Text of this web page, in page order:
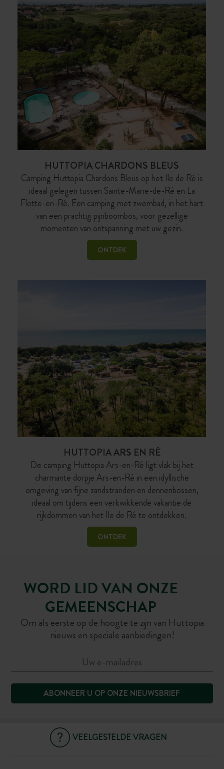
HUTTOPIA CHARDONS BLEUS
Camping Huttopia Chardons Bleus op het Ile de Ré is
ideaal gelegen tussen Sainte-Marie-de-Ré en La
Flotte-en-Ré. Een camping met zwembad, in het hart
van een prachtig pijnboombos, voor gezellige
momenten van ontspanning met uw gezin.
ONTDEK
HUTTOPIA ARS EN RÉ
De camping Huttopia Ars-en-Ré ligt vlak bij het
charmante dorpje Ars-en-Ré in een idyllische
omgeving van fijne zandstranden en dennenbossen,
ideaal om tijdens een verkwikkende vakantie de
rijkdommen van het Ile de Ré te ontdekken.
ONTDEK
WORD LID VAN ONZE
GEMEENSCHAP
Om als eerste op de hoogte te zijn van Huttopia
nieuws en speciale aanbiedingen!
ABONNEER U OP ONZE NIEUWSBRIEF
VEELGESTELDE VRAGEN